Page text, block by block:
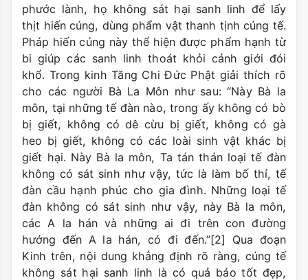
phước lành, họ không sát hại sanh linh để lấy
thịt hiến cúng, dùng phẩm vật thanh tịnh cúng tế.
Pháp hiến cúng này thể hiện được phẩm hạnh từ
bi giúp các sanh linh thoát khỏi cảnh giới đói
khổ. Trong kinh Tăng Chi Đức Phật giải thích rõ
cho các người Bà La Môn như sau: “Này Bà la
môn, tại những tế đàn nào, trong ấy không có bò
bị giết, không có dê cừu bị giết, không có gà
heo bị giết, không có các loài sinh vật khác bị
giết hại. Này Bà la môn, Ta tán thán loại tế đàn
không có sát sinh như vậy, tức là làm bố thí, tế
đàn cầu hạnh phúc cho gia đình. Những loại tế
đàn không có sát sinh như vậy, này Bà la môn,
các A la hán và những ai đi trên con đường
hướng đến A la hán, có đi đến.”[2] Qua đoạn
Kinh trên, nội dung khẳng định rõ ràng, cúng tế
không sát hại sanh linh là có quả báo tốt đẹp,